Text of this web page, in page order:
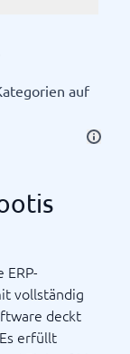
auf
vollständig
deckt
erfüllt